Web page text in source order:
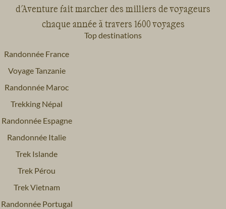
d'Aventure fait marcher des milliers de voyageurs
chaque année à travers 1600 voyages
Top destinations
Randonnée France
Voyage Tanzanie
Randonnée Maroc
Trekking Népal
Randonnée Espagne
Randonnée Italie
Trek Islande
Trek Pérou
Trek Vietnam
Randonnée Portugal